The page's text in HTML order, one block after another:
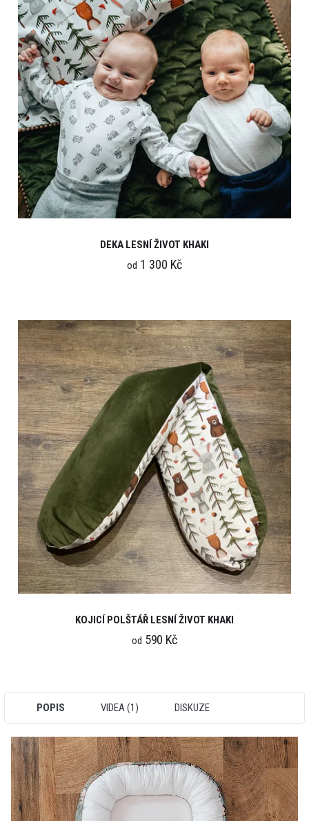
DEKA LESNÍ ŽIVOT KHAKI
od 1 300 Kč
KOJICÍ POLŠTÁŘ LESNÍ ŽIVOT KHAKI
od 590 Kč
POPIS VIDEA (1) DISKUZE